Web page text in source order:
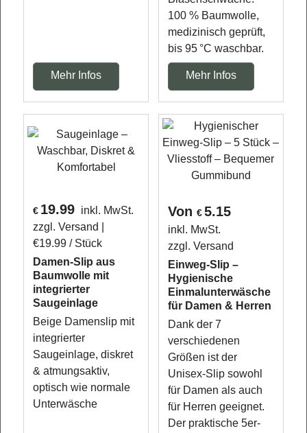
Mehr Infos
100 % Baumwolle,
medizinisch geprüft,
bis 95 °C waschbar.
Mehr Infos
€ 19.99 inkl. MwSt.
zzgl. Versand
€19.99 / Stück
Damen-Slip aus
Baumwolle mit
integrierter
Saugeinlage
Beige Damenslip mit
integrierter
Saugeinlage, diskret
& atmungsaktiv,
optisch wie normale
Unterwäsche
Von €5.15
inkl. MwSt.
zzgl. Versand
Einweg-Slip –
Hygienische
Einmalunterwäsche
für Damen & Herren
Dank der 7
verschiedenen
Größen ist der
Unisex-Slip sowohl
für Damen als auch
für Herren geeignet.
Der praktische 5er-